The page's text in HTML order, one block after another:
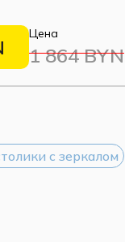
Цена
1 864 BYN
с зеркалом